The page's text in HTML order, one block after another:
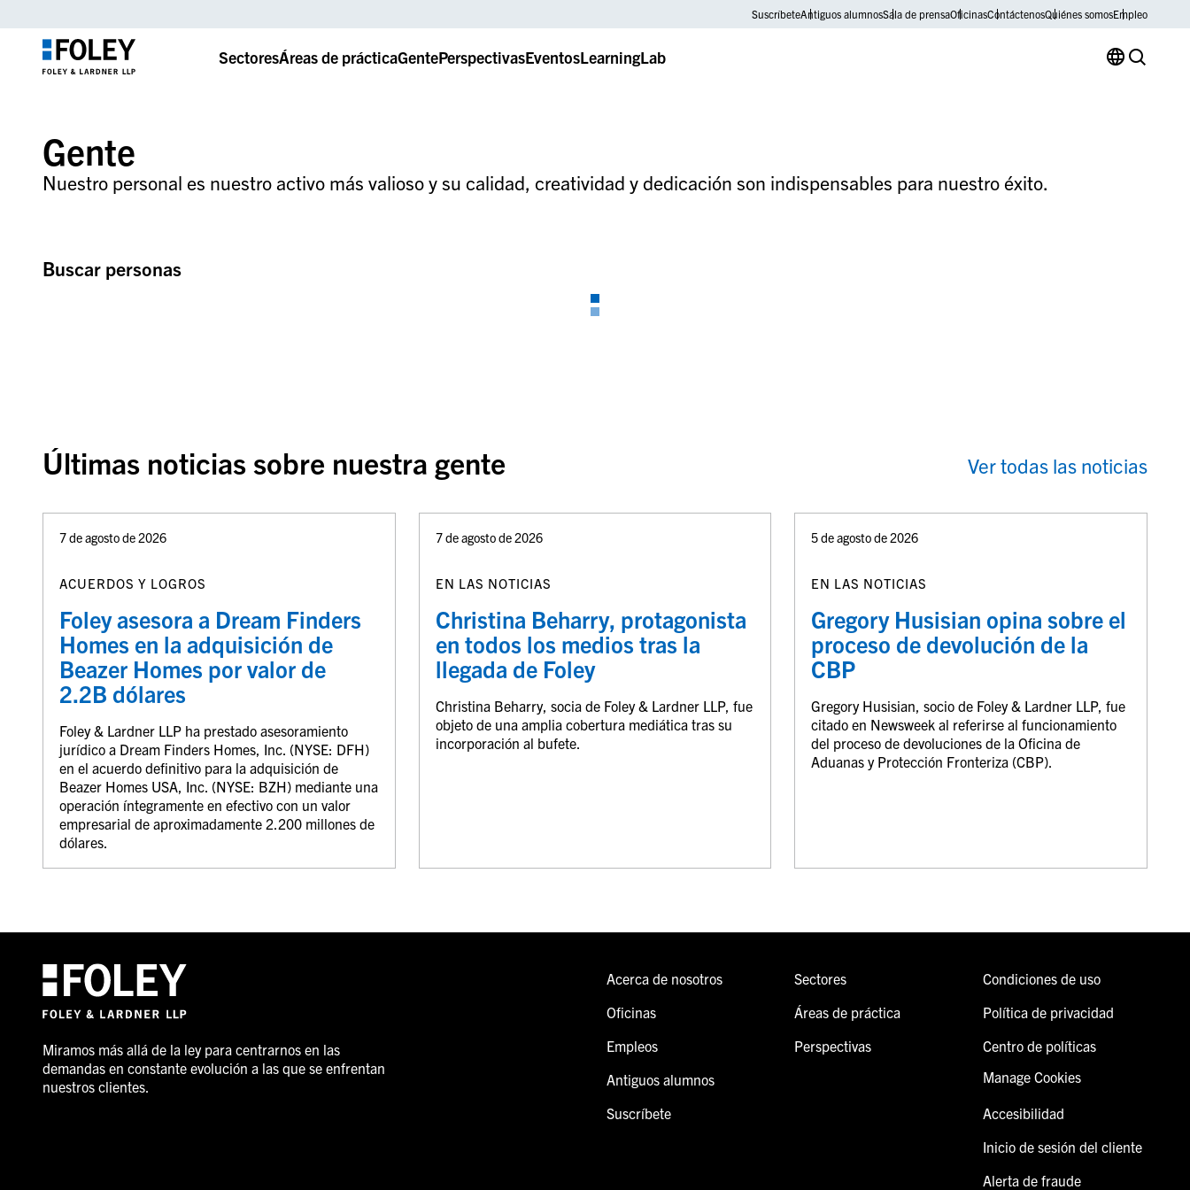
SuscríbeteAntiguos alumnosSala de prensaOficinasContáctenosQuiénes somosEmpleo
SectoresÁreas de prácticaGentePerspectivasEventosLearningLab
Gente
Nuestro personal es nuestro activo más valioso y su calidad, creatividad y dedicación son indispensables para nuestro éxito.
Buscar personas
Últimas noticias sobre nuestra gente Ver todas las noticias
7 de agosto de 2026
ACUERDOS Y LOGROS
Foley asesora a Dream Finders
Homes en la adquisición de
Beazer Homes por valor de
2.2B dólares
Foley & Lardner LLP ha prestado asesoramiento
jurídico a Dream Finders Homes, Inc. (NYSE: DFH)
en el acuerdo definitivo para la adquisición de
Beazer Homes USA, Inc. (NYSE: BZH) mediante una
operación íntegramente en efectivo con un valor
empresarial de aproximadamente 2.200 millones de
dólares.
7 de agosto de 2026
EN LAS NOTICIAS
Christina Beharry, protagonista
en todos los medios tras la
llegada de Foley
Christina Beharry, socia de Foley & Lardner LLP, fue
objeto de una amplia cobertura mediática tras su
incorporación al bufete.
5 de agosto de 2026
EN LAS NOTICIAS
Gregory Husisian opina sobre el
proceso de devolución de la
CBP
Gregory Husisian, socio de Foley & Lardner LLP, fue
citado en Newsweek al referirse al funcionamiento
del proceso de devoluciones de la Oficina de
Aduanas y Protección Fronteriza (CBP).
Miramos más allá de la ley para centrarnos en las
demandas en constante evolución a las que se enfrentan
nuestros clientes.
Acerca de nosotros
Oficinas
Empleos
Antiguos alumnos
Suscríbete
Sectores
Áreas de práctica
Perspectivas
Condiciones de uso
Política de privacidad
Centro de políticas
Manage Cookies
Accesibilidad
Inicio de sesión del cliente
Alerta de fraude